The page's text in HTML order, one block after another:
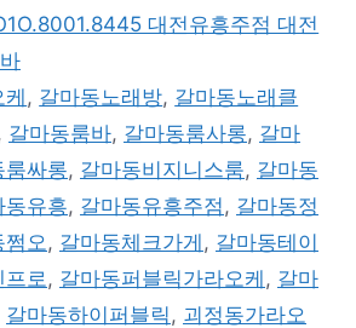
대전유흥주점 대전
케 , 갈마동노래방, 갈마동노래클
갈마동룸바, 갈마동룸사롱, 갈마
룸싸롱, 갈마동비지니스룸, 갈마동
동유흥, 갈마동유흥주점 , 갈마동정
쩜오 , 갈마동체크가게 , 갈마동테이
프로 , 갈마동퍼블릭가라오케 , 갈마
갈마동하이퍼블릭 , 괴정동가라오